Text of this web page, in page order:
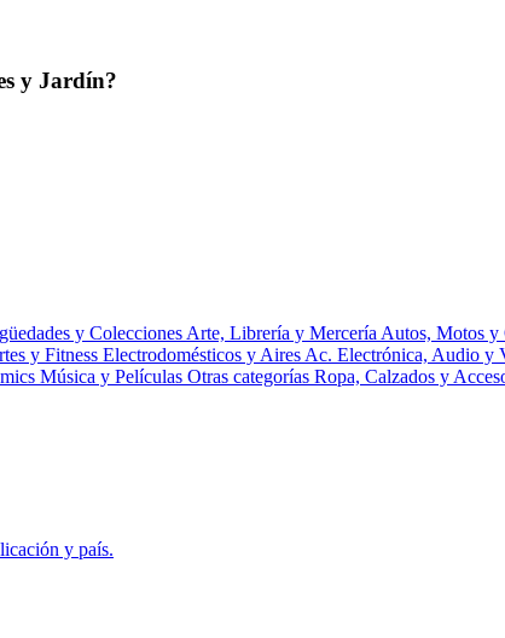
y Jardín?
y Colecciones Arte, Librería y Mercería Autos, Motos y
y Fitness Electrodomésticos y Aires Ac. Electrónica, Audio y
Música y Películas Otras categorías Ropa, Calzados y
y país.